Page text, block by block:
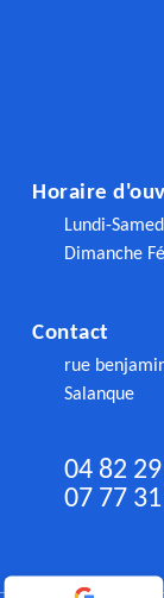
Horaire
Lundi-
Dimanche
Contact
rue
Salanque
04 82
07 77